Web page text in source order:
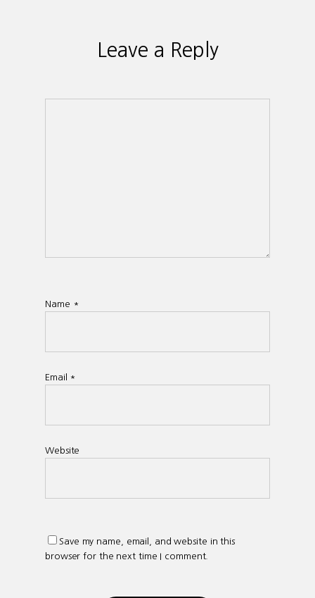
Leave a Reply
Name *
Email *
Website
Save my name, email, and website in this
browser for the next time I comment.